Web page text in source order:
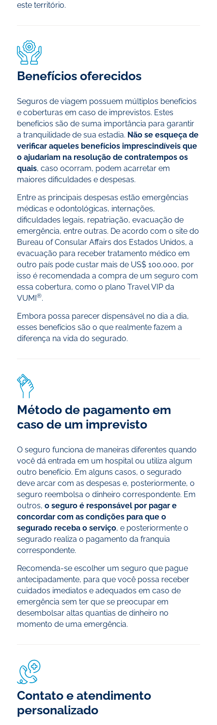
este território.
Benefícios oferecidos
Seguros de viagem possuem múltiplos benefícios
e coberturas em caso de imprevistos. Estes
benefícios são de suma importância para garantir
a tranquilidade de sua estadia. Não se esqueça de
verificar aqueles benefícios imprescindíveis que
o ajudariam na resolução de contratempos os
quais, caso ocorram, podem acarretar em
maiores dificuldades e despesas.
Entre as principais despesas estão emergências
médicas e odontológicas, internações,
dificuldades legais, repatriação, evacuação de
emergência, entre outras. De acordo com o site do
Bureau of Consular Affairs dos Estados Unidos, a
evacuação para receber tratamento médico em
outro país pode custar mais de US$ 100.000, por
isso é recomendada a compra de um seguro com
essa cobertura, como o plano Travel VIP da
VUMI®.
Embora possa parecer dispensável no dia a dia,
esses benefícios são o que realmente fazem a
diferença na vida do segurado.
Método de pagamento em
caso de um imprevisto
O seguro funciona de maneiras diferentes quando
você dá entrada em um hospital ou utiliza algum
outro benefício. Em alguns casos, o segurado
deve arcar com as despesas e, posteriormente, o
seguro reembolsa o dinheiro correspondente. Em
outros, o seguro é responsável por pagar e
concordar com as condições para que o
segurado receba o serviço, e posteriormente o
segurado realiza o pagamento da franquia
correspondente.
Recomenda-se escolher um seguro que pague
antecipadamente, para que você possa receber
cuidados imediatos e adequados em caso de
emergência sem ter que se preocupar em
desembolsar altas quantias de dinheiro no
momento de uma emergência.
Contato e atendimento
personalizado